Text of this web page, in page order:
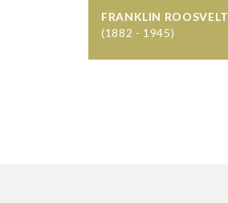
FRANKLIN ROOSVELT
(1882 - 1945)